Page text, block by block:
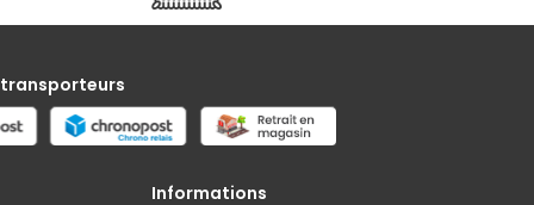
Informations